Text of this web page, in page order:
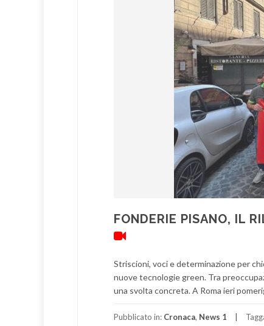
FONDERIE PISANO, IL
Striscioni, voci e determinazione per
nuove tecnologie green. Tra
una svolta concreta. A Roma ieri
Pubblicato in: Cronaca, News 1